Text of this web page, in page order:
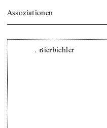
Assoziationen